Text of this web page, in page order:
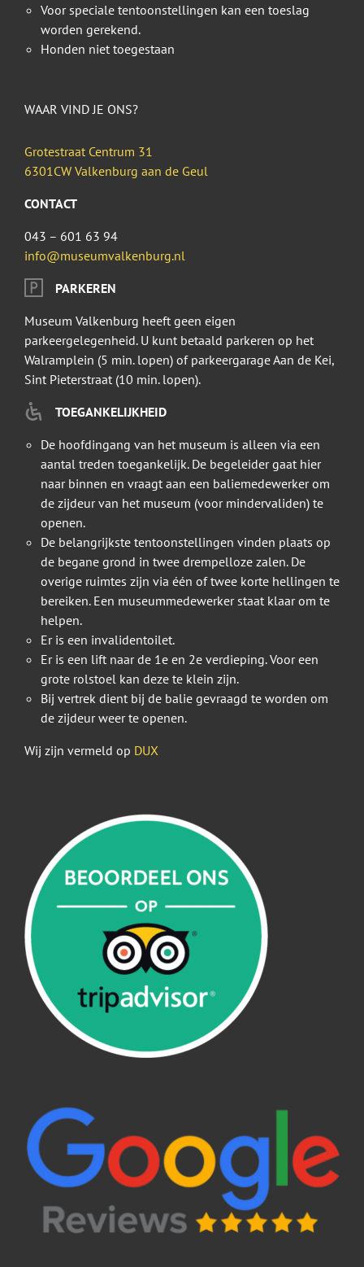
Voor speciale tentoonstellingen kan een toeslag
worden gerekend.
Honden niet toegestaan
WAAR VIND JE ONS?
Grotestraat Centrum 31
6301CW Valkenburg aan de Geul
CONTACT
043 – 601 63 94
info@museumvalkenburg.nl
PARKEREN
Museum Valkenburg heeft geen eigen
parkeergelegenheid. U kunt betaald parkeren op het
Walramplein (5 min. lopen) of parkeergarage Aan de Kei,
Sint Pieterstraat (10 min. lopen).
TOEGANKELIJKHEID
De hoofdingang van het museum is alleen via een
aantal treden toegankelijk. De begeleider gaat hier
naar binnen en vraagt aan een baliemedewerker om
de zijdeur van het museum (voor mindervaliden) te
openen.
De belangrijkste tentoonstellingen vinden plaats op
de begane grond in twee drempelloze zalen. De
overige ruimtes zijn via één of twee korte hellingen te
bereiken. Een museummedewerker staat klaar om te
helpen.
Er is een invalidentoilet.
Er is een lift naar de 1e en 2e verdieping. Voor een
grote rolstoel kan deze te klein zijn.
Bij vertrek dient bij de balie gevraagd te worden om
de zijdeur weer te openen.
Wij zijn vermeld op DUX